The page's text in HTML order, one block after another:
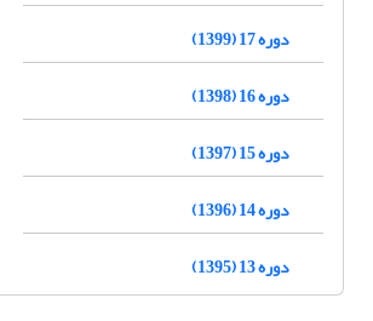
دوره 17 (1399)
دوره 16 (1398)
دوره 15 (1397)
دوره 14 (1396)
دوره 13 (1395)